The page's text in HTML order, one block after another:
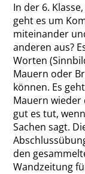
In der 6.
geht es um
miteinander
anderen aus?
Worten
Mauern oder
können. Es
Mauern wieder
gut es tut,
Sachen sagt.
den
Wandzeitung